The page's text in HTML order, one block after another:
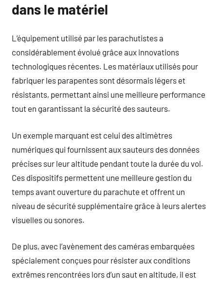
dans le matériel
L’équipement utilisé par les parachutistes a
considérablement évolué grâce aux innovations
technologiques récentes. Les matériaux utilisés pour
fabriquer les parapentes sont désormais légers et
résistants, permettant ainsi une meilleure performance
tout en garantissant la sécurité des sauteurs.
Un exemple marquant est celui des altimètres
numériques qui fournissent aux sauteurs des données
précises sur leur altitude pendant toute la durée du vol.
Ces dispositifs permettent une meilleure gestion du
temps avant ouverture du parachute et offrent un
niveau de sécurité supplémentaire grâce à leurs alertes
visuelles ou sonores.
De plus, avec l’avènement des caméras embarquées
spécialement conçues pour résister aux conditions
extrêmes rencontrées lors d’un saut en altitude, il est